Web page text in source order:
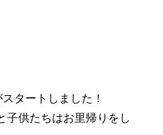
タートしました！
子供たちはお里帰りをし